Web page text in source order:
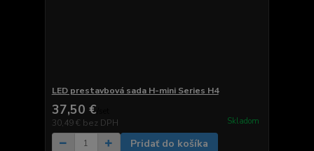
LED prestavbová sada H-mini Series H4
37,50 €
30,49 € bez DPH Skladom
Pridať do košíka